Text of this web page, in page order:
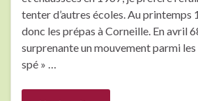
tenter d’autres écoles. Au printemps
donc les prépas à Corneille. En avril
surprenante un mouvement parmi les
spé » …